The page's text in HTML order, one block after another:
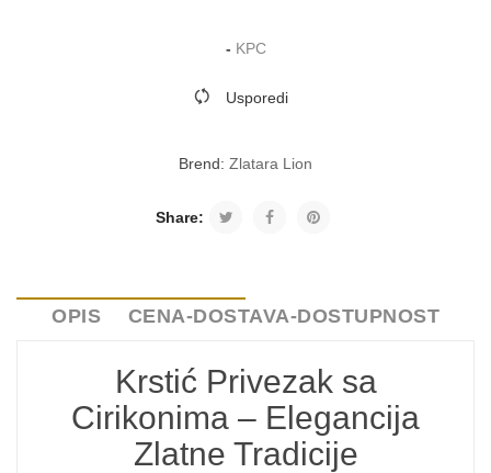
- KPC
Usporedi
Brend: Zlatara Lion
Share:
OPIS CENA-DOSTAVA-DOSTUPNOST
Krstić Privezak sa
Cirikonima – Elegancija
Zlatne Tradicije